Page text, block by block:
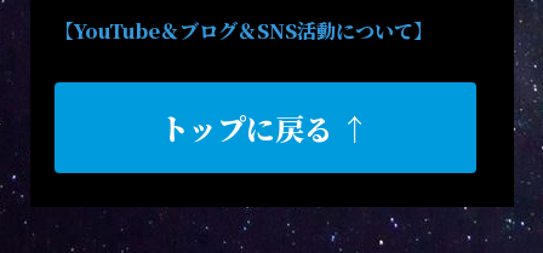
【YouTube＆ブログ＆SNS活動について】
トップに戻る ↑